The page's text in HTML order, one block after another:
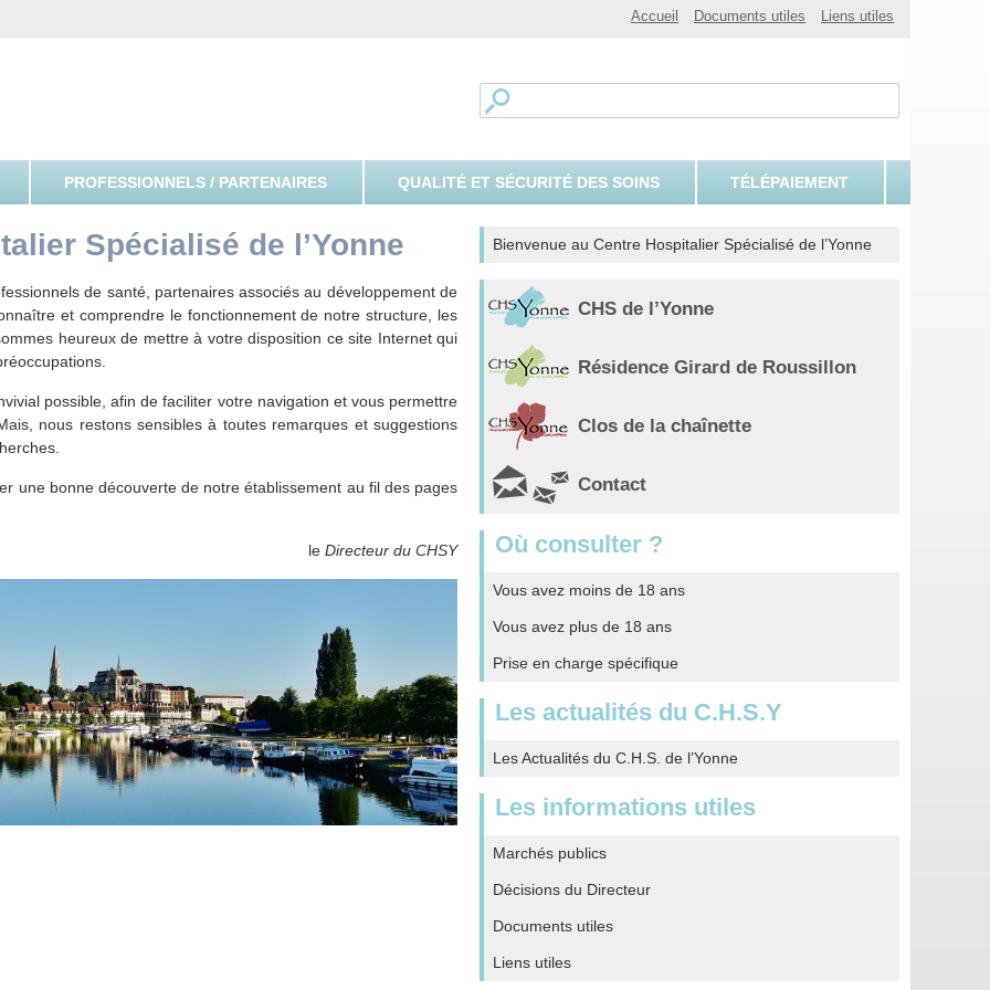
Accueil Documents utiles Liens utiles
PROFESSIONNELS / PARTENAIRES QUALITÉ ET SÉCURITÉ DES SOINS TÉLÉPAIEMENT
Spécialisé de l’Yonne
de santé, partenaires associés au développement de
et comprendre le fonctionnement de notre structure, les
heureux de mettre à votre disposition ce site Internet qui
possible, afin de faciliter votre navigation et vous permettre
nous restons sensibles à toutes remarques et suggestions
une bonne découverte de notre établissement au fil des pages
le Directeur du CHSY
Bienvenue au Centre Hospitalier Spécialisé de l’Yonne
CHS de l’Yonne
Résidence Girard de Roussillon
Clos de la chaînette
Contact
Où consulter ?
Vous avez moins de 18 ans
Vous avez plus de 18 ans
Prise en charge spécifique
Les actualités du C.H.S.Y
Les Actualités du C.H.S. de l’Yonne
Les informations utiles
Marchés publics
Décisions du Directeur
Documents utiles
Liens utiles